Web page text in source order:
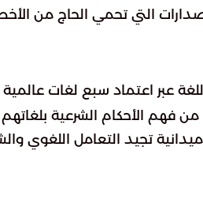
التي تحمي الحاج من
عبر اعتماد سبع لغات
الأحكام الشرعية بلغاتهم
تجيد التعامل اللغوي